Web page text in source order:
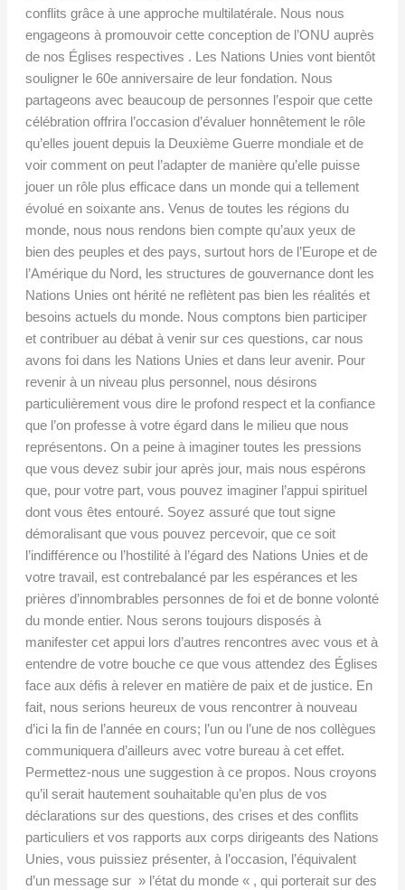
conflits grâce à une approche multilatérale. Nous nous
engageons à promouvoir cette conception de l’ONU auprès
de nos Églises respectives . Les Nations Unies vont bientôt
souligner le 60e anniversaire de leur fondation. Nous
partageons avec beaucoup de personnes l’espoir que cette
célébration offrira l’occasion d’évaluer honnêtement le rôle
qu’elles jouent depuis la Deuxième Guerre mondiale et de
voir comment on peut l’adapter de manière qu’elle puisse
jouer un rôle plus efficace dans un monde qui a tellement
évolué en soixante ans. Venus de toutes les régions du
monde, nous nous rendons bien compte qu’aux yeux de
bien des peuples et des pays, surtout hors de l’Europe et de
l’Amérique du Nord, les structures de gouvernance dont les
Nations Unies ont hérité ne reflètent pas bien les réalités et
besoins actuels du monde. Nous comptons bien participer
et contribuer au débat à venir sur ces questions, car nous
avons foi dans les Nations Unies et dans leur avenir. Pour
revenir à un niveau plus personnel, nous désirons
particulièrement vous dire le profond respect et la confiance
que l’on professe à votre égard dans le milieu que nous
représentons. On a peine à imaginer toutes les pressions
que vous devez subir jour après jour, mais nous espérons
que, pour votre part, vous pouvez imaginer l’appui spirituel
dont vous êtes entouré. Soyez assuré que tout signe
démoralisant que vous pouvez percevoir, que ce soit
l’indifférence ou l’hostilité à l’égard des Nations Unies et de
votre travail, est contrebalancé par les espérances et les
prières d’innombrables personnes de foi et de bonne volonté
du monde entier. Nous serons toujours disposés à
manifester cet appui lors d’autres rencontres avec vous et à
entendre de votre bouche ce que vous attendez des Églises
face aux défis à relever en matière de paix et de justice. En
fait, nous serions heureux de vous rencontrer à nouveau
d’ici la fin de l’année en cours; l’un ou l’une de nos collègues
communiquera d’ailleurs avec votre bureau à cet effet.
Permettez-nous une suggestion à ce propos. Nous croyons
qu’il serait hautement souhaitable qu’en plus de vos
déclarations sur des questions, des crises et des conflits
particuliers et vos rapports aux corps dirigeants des Nations
Unies, vous puissiez présenter, à l’occasion, l’équivalent
d’un message sur » l’état du monde « , qui porterait sur des